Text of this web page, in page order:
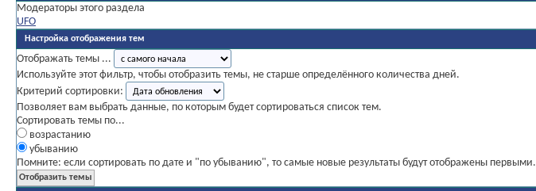
Модераторы этого раздела
UFO
Настройка отображения тем
Отображать темы ...
Используйте этот фильтр, чтобы отобразить темы, не старше определённого количества дней.
Критерий сортировки:
Позволяет вам выбрать данные, по которым будет сортироваться список тем.
Сортировать темы по...
возрастанию
убыванию
Помните: если сортировать по дате и "по убыванию", то самые новые результаты будут отображены первыми.